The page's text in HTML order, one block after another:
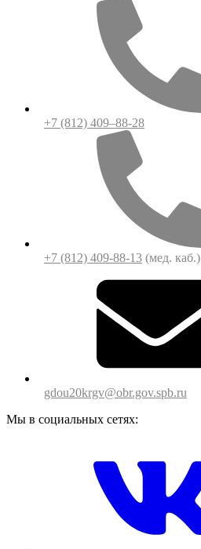
+7 (812) 409–88-28
+7 (812) 409-88-13 (мед. каб.)
gdou20krgv@obr.gov.spb.ru
Мы в социальных сетях: